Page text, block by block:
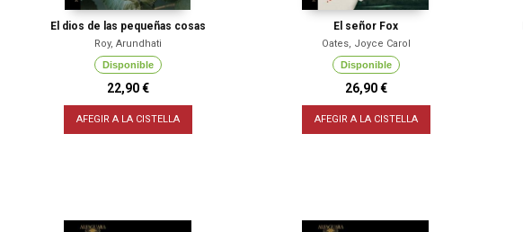
El dios de las pequeñas cosas
Roy, Arundhati
Disponible
22,90 €
AFEGIR A LA CISTELLA
El señor Fox
Oates, Joyce Carol
Disponible
26,90 €
AFEGIR A LA CISTELLA